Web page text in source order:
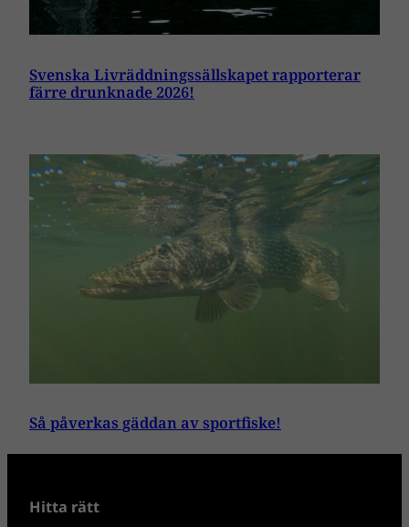
Svenska Livräddningssällskapet rapporterar
färre drunknade 2026!
Så påverkas gäddan av sportfiske!
Hitta rätt